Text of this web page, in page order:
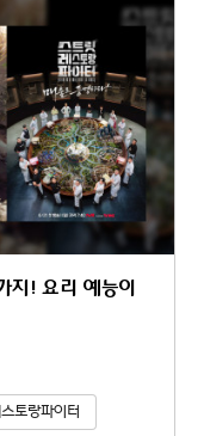
! 요리 예능이
토랑파이터